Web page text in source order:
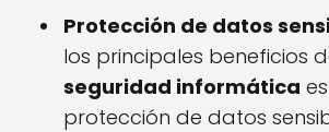
Protección de datos
los principales beneficios
seguridad informática
protección de datos